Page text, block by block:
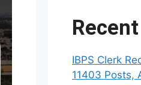
IBPS Clerk
11403 Posts,